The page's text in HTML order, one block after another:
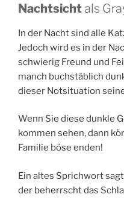
Nachtsicht als
In der Nacht sind alle
Jedoch wird es in der
schwierig Freund und
manch buchstäblich
dieser Notsituation
Wenn Sie diese dunkle
kommen sehen, dann
Familie böse enden!
Ein altes Sprichwort
der beherrscht das